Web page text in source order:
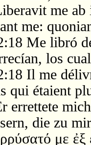
me
me:
Me libró
los
Il me
qui étaient
errettete
die zu
με